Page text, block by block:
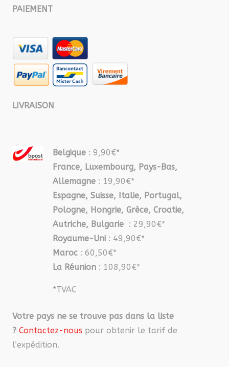
PAIEMENT
LIVRAISON
Belgique : 9,90€*
France, Luxembourg, Pays-Bas,
Allemagne : 19,90€*
Espagne, Suisse, Italie, Portugal,
Pologne, Hongrie, Grèce, Croatie,
Autriche, Bulgarie : 29,90€*
Royaume-Uni : 49,90€*
Maroc : 60,50€*
La Réunion : 108,90€*
*TVAC
Votre pays ne se trouve pas dans la liste
? Contactez-nous pour obtenir le tarif de
l’expédition.